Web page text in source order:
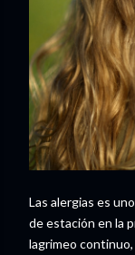
Las alergias es
de estación en la
lagrimeo continuo,